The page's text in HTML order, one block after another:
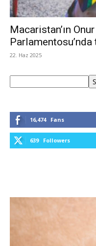
Macaristan’ın
22. Haz 2025
16,474 Fans
639 Followers